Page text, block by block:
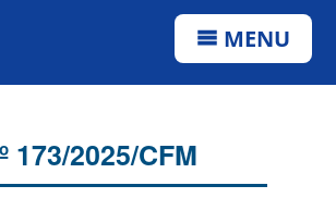
MENU
173/2025/CFM